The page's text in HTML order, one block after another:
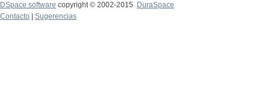
DSpace software copyright © 2002-2015
DuraSpace
Contacto
Sugerencias